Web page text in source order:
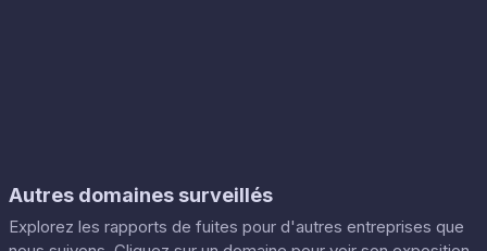
Autres domaines surveillés
Explorez les rapports de fuites pour d'autres entreprises que